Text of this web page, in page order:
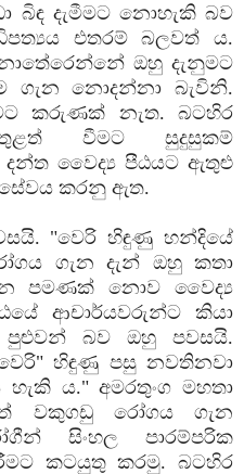
බිඳ දැමීමට නොහැකි බව
එතරම් බලවත් ය.
ඔහු දැනුමට
ගැන නොදන්නා බැවිනි.
කරුණක්‌ නැත. බටහිර
වීමට සුදුසුකම්
වෛද්‍ය පීඨයට ඇතුළු
කරනු ඇත.
"වෙරි හිඳුණු හන්දියේ
ගැන දැන් ඔහු කතා
පමණක්‌ නොව වෛද්‍ය
ආචාර්යවරුන්ට කියා
බව ඔහු පවසයි.
හිඳුණු පසු නවතිනවා
ය." අමරතුංග මහතා
වකුගඩු රෝගය ගැන
සිංහල පාරම්පරික
කටයුතු කරමු. බටහිර